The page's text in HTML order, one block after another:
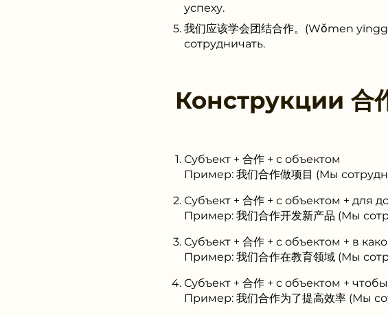
успеху.
我们应该学会团结合作。(Wǒmen
сотрудничать.
Конструкции 合
Субъект + 合作 + с объектом
Пример: 我们合作做项目 (Мы
Субъект + 合作 + с объектом + для
Пример: 我们合作开发新产品 (Мы
Субъект + 合作 + с объектом + в
Пример: 我们合作在教育领域 (Мы
Субъект + 合作 + с объектом +
Пример: 我们合作为了提高效率 (Мы